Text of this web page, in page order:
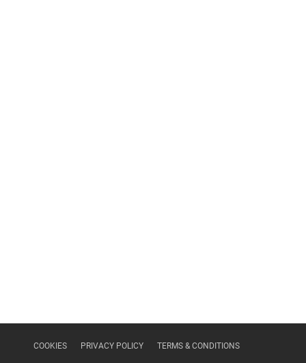
COOKIES PRIVACY POLICY TERMS & CONDITIONS